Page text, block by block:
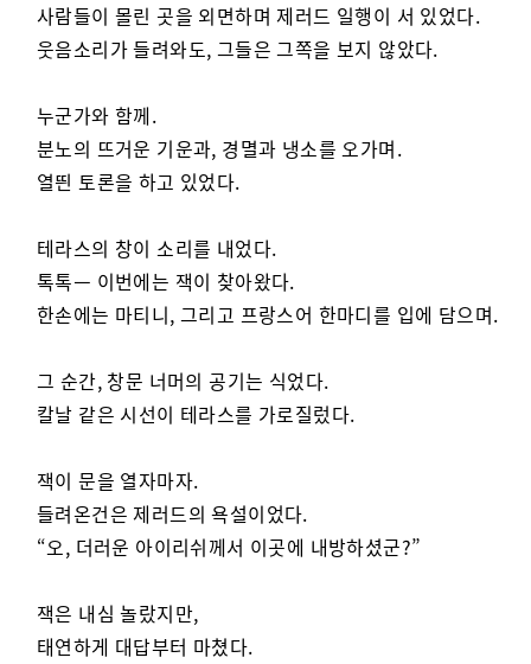
사람들이 몰린 곳을 외면하며 제러드 일행이 서 있었다.
웃음소리가 들려와도, 그들은 그쪽을 보지 않았다.
누군가와 함께.
분노의 뜨거운 기운과, 경멸과 냉소를 오가며.
열띈 토론을 하고 있었다.
테라스의 창이 소리를 내었다.
톡톡ㅡ 이번에는 잭이 찾아왔다.
한손에는 마티니, 그리고 프랑스어 한마디를 입에 담으며.
그 순간, 창문 너머의 공기는 식었다.
칼날 같은 시선이 테라스를 가로질렀다.
잭이 문을 열자마자.
들려온건은 제러드의 욕설이었다.
“오, 더러운 아이리쉬께서 이곳에 내방하셨군?”
잭은 내심 놀랐지만,
태연하게 대답부터 마쳤다.